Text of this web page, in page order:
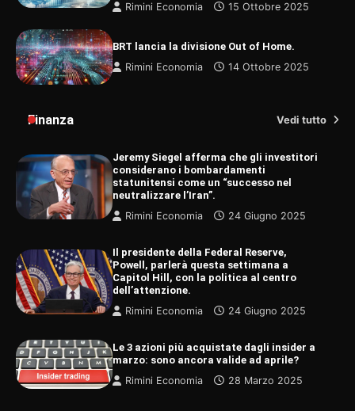
Rimini Economia
15 Ottobre 2025
BRT lancia la divisione Out of Home.
Rimini Economia
14 Ottobre 2025
Finanza Vedi tutto
Jeremy Siegel afferma che gli investitori
considerano i bombardamenti
statunitensi come un “successo nel
neutralizzare l’Iran”.
Rimini Economia
24 Giugno 2025
Il presidente della Federal Reserve,
Powell, parlerà questa settimana a
Capitol Hill, con la politica al centro
dell’attenzione.
Rimini Economia
24 Giugno 2025
Le 3 azioni più acquistate dagli insider a
marzo: sono ancora valide ad aprile?
Rimini Economia
28 Marzo 2025